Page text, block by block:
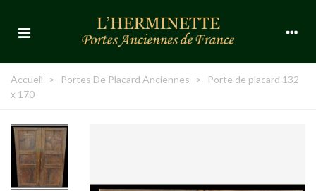
Accueil > Portes De Placard Anciennes >
Porte de placard 132
x 170